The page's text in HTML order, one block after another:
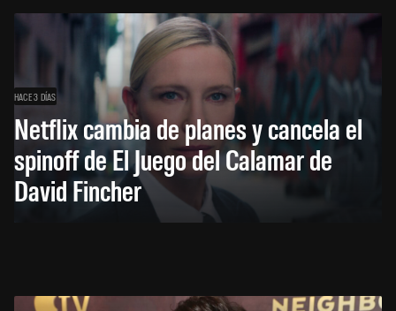
HACE 3 DÍAS
Netflix cambia de planes y cancela el
spinoff de El Juego del Calamar de
David Fincher